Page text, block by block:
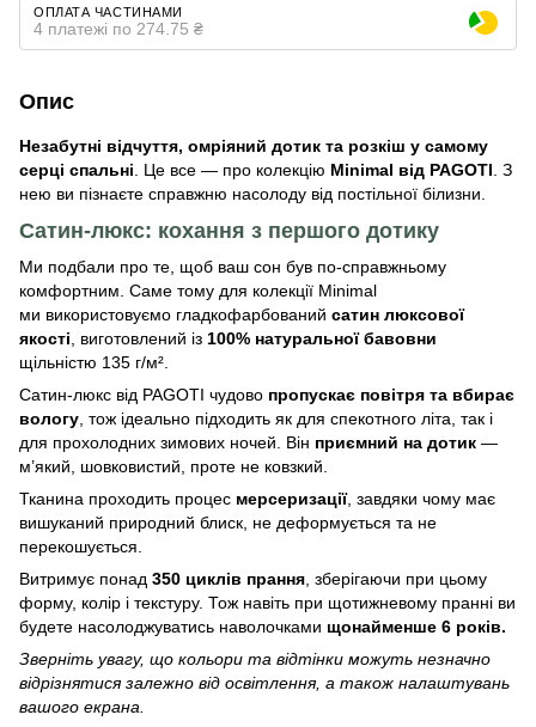
ОПЛАТА ЧАСТИНАМИ
4 платежі по 274.75 ₴
Опис
Незабутні відчуття, омріяний дотик та розкіш у самому
серці спальні . Це все — про колекцію Minimal від PAGOTI . З
нею ви пізнаєте справжню насолоду від постільної білизни.
Сатин-люкс: кохання з першого дотику
Ми подбали про те, щоб ваш сон був по-справжньому
комфортним. Саме тому для колекції Minimal
ми використовуємо гладкофарбований сатин люксової
якості , виготовлений із 100% натуральної бавовни
щільністю 135 г/м².
Сатин-люкс від PAGOTI чудово пропускає повітря та вбирає
вологу , тож ідеально підходить як для спекотного літа, так і
для прохолодних зимових ночей. Він приємний на дотик —
м’який, шовковистий, проте не ковзкий.
Тканина проходить процес мерсеризації, завдяки чому має
вишуканий природний блиск, не деформується та не
перекошується.
Витримує понад 350 циклів прання , зберігаючи при цьому
форму, колір і текстуру. Тож навіть при щотижневому пранні ви
будете насолоджуватись наволочками щонайменше 6 років.
Зверніть увагу, що кольори та відтінки можуть незначно
відрізнятися залежно від освітлення, а також налаштувань
вашого екрана.